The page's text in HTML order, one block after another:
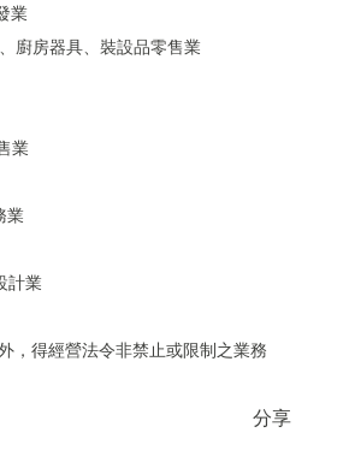
業
廚房器具、裝設品零售業
業
業
計業
，得經營法令非禁止或限制之業務
分享